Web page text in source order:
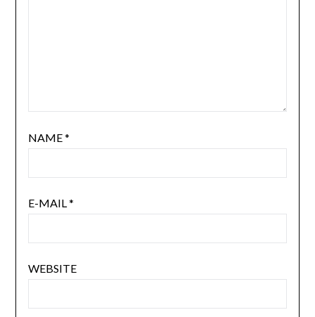
NAME*
E-MAIL*
WEBSITE